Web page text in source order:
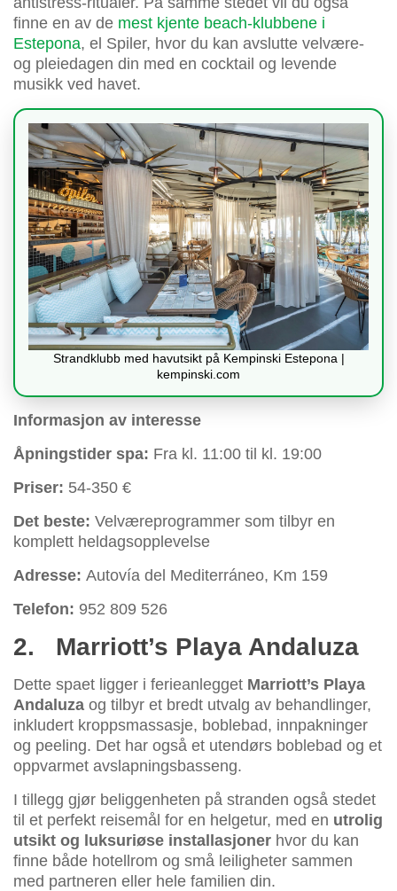
finne en av de mest kjente beach-klubbene i
Estepona, el Spiler, hvor du kan avslutte velvære-
og pleiedagen din med en cocktail og levende
musikk ved havet.
Strandklubb med havutsikt på Kempinski Estepona |
kempinski.com
Informasjon av interesse
Åpningstider spa: Fra kl. 11:00 til kl. 19:00
Priser: 54-350 €
Det beste: Velværeprogrammer som tilbyr en
komplett heldagsopplevelse
Adresse: Autovía del Mediterráneo, Km 159
Telefon: 952 809 526
2. Marriott’s Playa Andaluza
Dette spaet ligger i ferieanlegget Marriott’s Playa
Andaluza og tilbyr et bredt utvalg av behandlinger,
inkludert kroppsmassasje, boblebad, innpakninger
og peeling. Det har også et utendørs boblebad og et
oppvarmet avslapningsbasseng.
I tillegg gjør beliggenheten på stranden også stedet
til et perfekt reisemål for en helgetur, med en utrolig
utsikt og luksuriøse installasjoner hvor du kan
finne både hotellrom og små leiligheter sammen
med partneren eller hele familien din.